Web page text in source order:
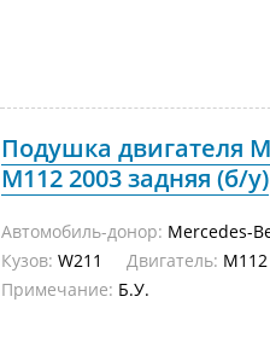
Подушка двигателя
M112 2003 задняя (б/у)
Автомобиль-донор: Mercedes-
Кузов: W211 Двигатель: M112
Примечание: Б.У.